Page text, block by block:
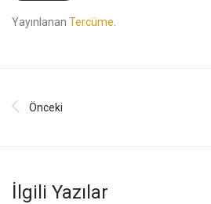
Yayınlanan Tercüme
Önceki
İlgili Yazılar